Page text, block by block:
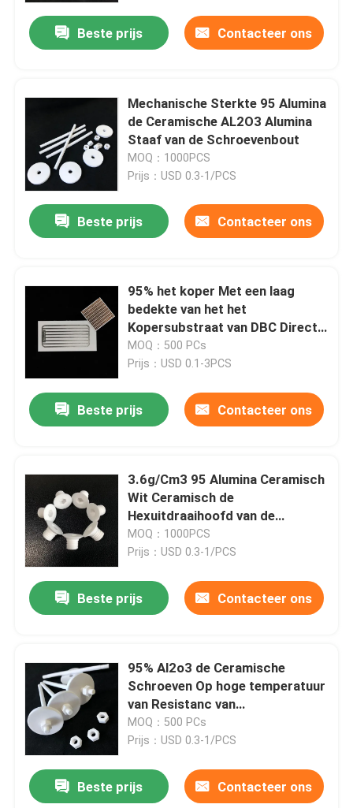
Beste prijs Contacteer ons
Mechanische Sterkte 95 Alumina
de Ceramische AL2O3 Alumina
Staaf van de Schroevenbout
MOQ：1000PCS
Prijs：USD 0.3-1/PCS
Beste prijs Contacteer ons
95% het koper Met een laag
bedekte van het het
Kopersubstraat van DBC Directe
Ceramische Substraat In
entrepot met Verguld
MOQ：500 PCs
Prijs：USD 0.1-3PCS
Beste prijs Contacteer ons
3.6g/Cm3 95 Alumina Ceramisch
Wit Ceramisch de
Hexuitdraaihoofd van de
Schroefisolatie
MOQ：1000PCS
Prijs：USD 0.3-1/PCS
Beste prijs Contacteer ons
95% Al2o3 de Ceramische
Schroeven Op hoge temperatuur
van Resistanc van
Substraatwasmachines
Ceramische Met een laag
MOQ：500 PCs
Prijs：USD 0.3-1/PCS
Beste prijs Contacteer ons